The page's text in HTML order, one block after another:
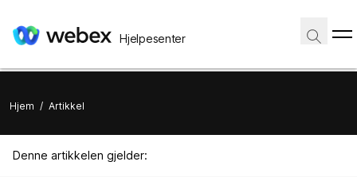
Hjelpesenter
Hjem / Artikkel
Denne artikkelen gjelder: